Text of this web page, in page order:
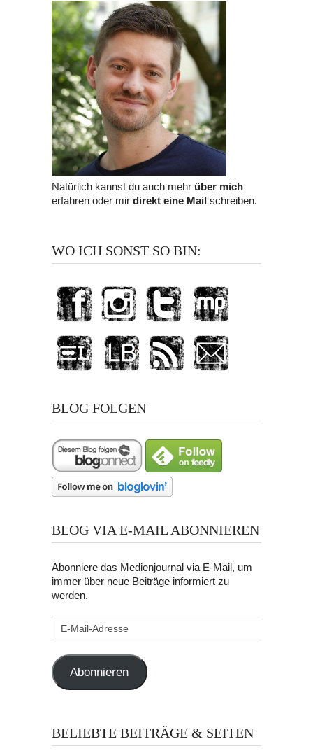
Natürlich kannst du auch mehr über mich
erfahren oder mir direkt eine Mailschreiben.
WO ICH SONST SO BIN:
BLOG FOLGEN
BLOG VIA E-MAIL ABONNIEREN
Abonniere das Medienjournal via E-Mail, um
immer über neue Beiträge informiert zu
werden.
Abonnieren
BELIEBTE BEITRÄGE & SEITEN